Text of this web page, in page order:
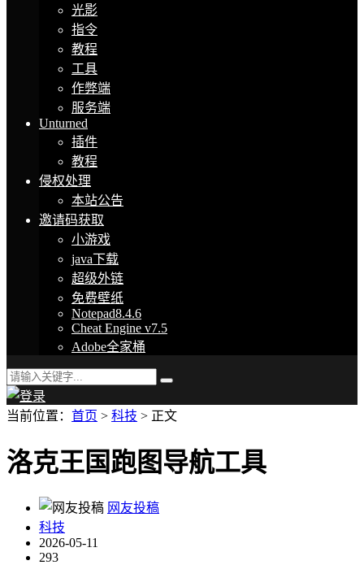
光影
指令
教程
工具
作弊端
服务端
Unturned
插件
教程
侵权处理
本站公告
邀请码获取
小游戏
java下载
超级外链
免费壁纸
Notepad8.4.6
Cheat Engine v7.5
Adobe全家桶
当前位置： 首页 > 科技 > 正文
洛克王国跑图导航工具
网友投稿
科技
2026-05-11
293